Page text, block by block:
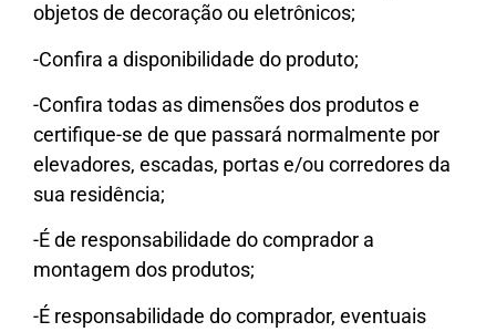
objetos de decoração ou eletrônicos;
-Confira a disponibilidade do produto;
-Confira todas as dimensões dos produtos e
certifique-se de que passará normalmente por
elevadores, escadas, portas e/ou corredores da
sua residência;
-É de responsabilidade do comprador a
montagem dos produtos;
-É responsabilidade do comprador, eventuais